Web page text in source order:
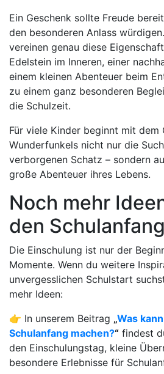
Ein Geschenk sollte Freude
den besonderen Anlass
vereinen genau diese
Edelstein im Inneren, einer
einem kleinen Abenteuer beim
zu einem ganz besonderen
die Schulzeit.
Für viele Kinder beginnt mit dem
Wunderfunkels nicht nur die
verborgenen Schatz – sondern
große Abenteuer ihres Lebens.
Noch mehr
den Schulanfang
Die Einschulung ist nur der
Momente. Wenn du weitere
unvergesslichen Schulstart
mehr Ideen:
👉 In unserem Beitrag „Was
Schulanfang machen?“ findest
den Einschulungstag, kleine
besondere Erlebnisse für